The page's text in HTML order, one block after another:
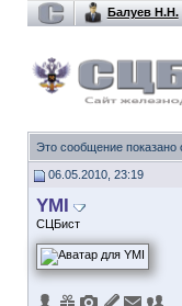
Балуев Н.Н.
Это сообщение показано
06.05.2010, 23:19
YMI
СЦБист